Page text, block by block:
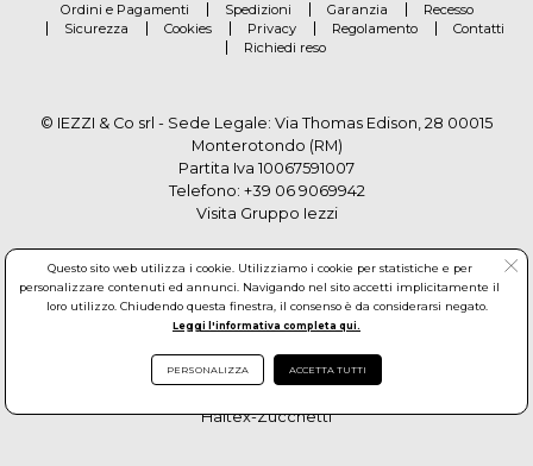
Ordini e Pagamenti Spedizioni Garanzia
Recesso
Sicurezza
Cookies Privacy Regolamento
Contatti
Richiedi reso
© IEZZI & Co srl - Sede Legale: Via Thomas Edison, 28 00015
Monterotondo (RM)
Partita Iva 10067591007
Telefono: +39 06 9069942
Visita Gruppo Iezzi
Haitex-Zucchetti
Questo sito web utilizza i cookie. Utilizziamo i cookie per statistiche e per
personalizzare contenuti ed annunci. Navigando nel sito accetti implicitamente il
loro utilizzo. Chiudendo questa finestra, il consenso è da considerarsi negato.
Leggi l'informativa completa qui.
PERSONALIZZA ACCETTA TUTTI